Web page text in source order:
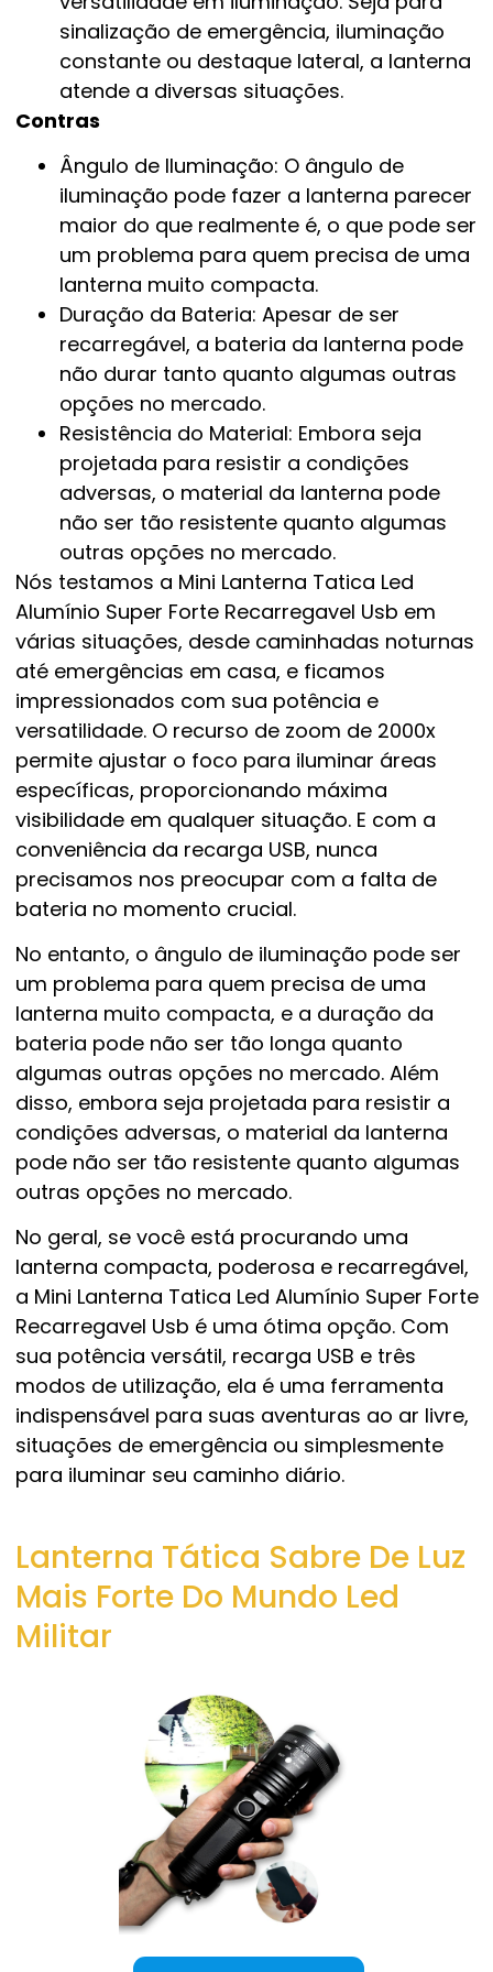
sinalização de emergência, iluminação
constante ou destaque lateral, a lanterna
atende a diversas situações.
Contras
Ângulo de Iluminação: O ângulo de
iluminação pode fazer a lanterna parecer
maior do que realmente é, o que pode ser
um problema para quem precisa de uma
lanterna muito compacta.
Duração da Bateria: Apesar de ser
recarregável, a bateria da lanterna pode
não durar tanto quanto algumas outras
opções no mercado.
Resistência do Material: Embora seja
projetada para resistir a condições
adversas, o material da lanterna pode
não ser tão resistente quanto algumas
outras opções no mercado.
Nós testamos a Mini Lanterna Tatica Led
Alumínio Super Forte Recarregavel Usb em
várias situações, desde caminhadas noturnas
até emergências em casa, e ficamos
impressionados com sua potência e
versatilidade. O recurso de zoom de 2000x
permite ajustar o foco para iluminar áreas
específicas, proporcionando máxima
visibilidade em qualquer situação. E com a
conveniência da recarga USB, nunca
precisamos nos preocupar com a falta de
bateria no momento crucial.
No entanto, o ângulo de iluminação pode ser
um problema para quem precisa de uma
lanterna muito compacta, e a duração da
bateria pode não ser tão longa quanto
algumas outras opções no mercado. Além
disso, embora seja projetada para resistir a
condições adversas, o material da lanterna
pode não ser tão resistente quanto algumas
outras opções no mercado.
No geral, se você está procurando uma
lanterna compacta, poderosa e recarregável,
a Mini Lanterna Tatica Led Alumínio Super Forte
Recarregavel Usb é uma ótima opção. Com
sua potência versátil, recarga USB e três
modos de utilização, ela é uma ferramenta
indispensável para suas aventuras ao ar livre,
situações de emergência ou simplesmente
para iluminar seu caminho diário.
Lanterna Tática Sabre De Luz
Mais Forte Do Mundo Led
Militar